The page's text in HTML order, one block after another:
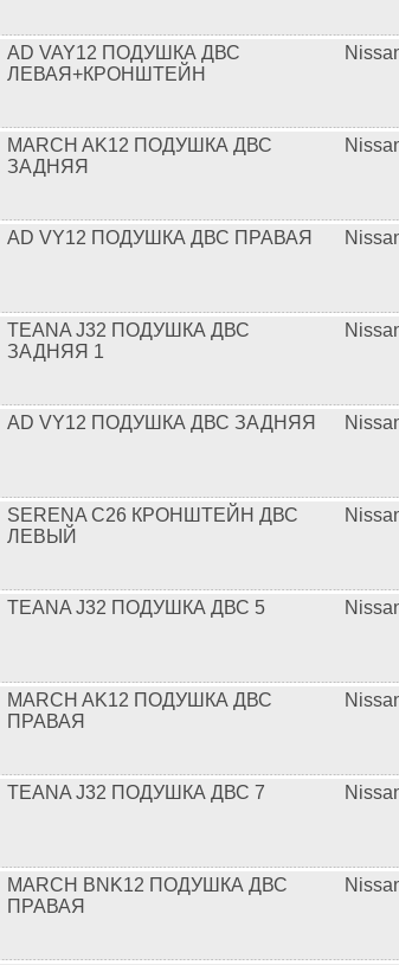
AD VAY12 ПОДУШКА ДВС
ЛЕВАЯ+КРОНШТЕЙН
MARCH AK12 ПОДУШКА ДВС
ЗАДНЯЯ
AD VY12 ПОДУШКА ДВС ПРАВАЯ
TEANA J32 ПОДУШКА ДВС
ЗАДНЯЯ 1
AD VY12 ПОДУШКА ДВС ЗАДНЯЯ
SERENA C26 КРОНШТЕЙН ДВС
ЛЕВЫЙ
TEANA J32 ПОДУШКА ДВС 5
MARCH AK12 ПОДУШКА ДВС
ПРАВАЯ
TEANA J32 ПОДУШКА ДВС 7
MARCH BNK12 ПОДУШКА ДВС
ПРАВАЯ